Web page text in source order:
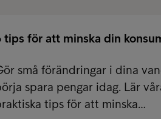
tips för att minska din
små förändringar i dina
spara pengar idag. Lär
tips för att minska…